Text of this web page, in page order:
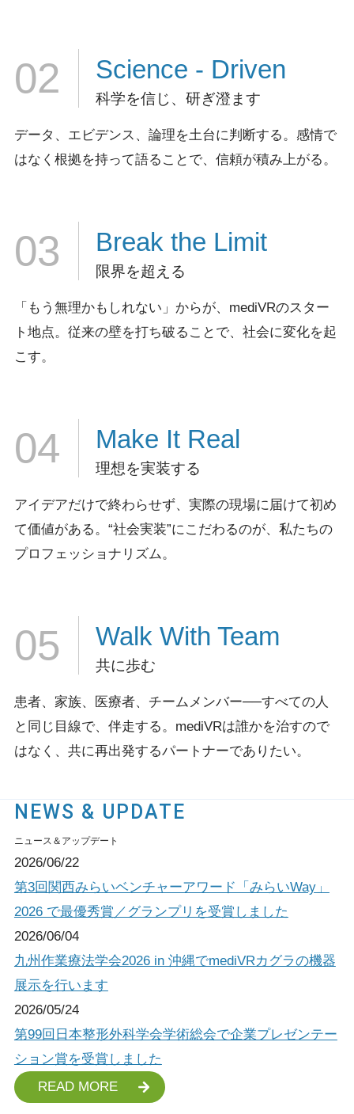
02 Science - Driven
科学を信じ、研ぎ澄ます
データ、エビデンス、論理を土台に判断する。 感情で
はなく根拠を持って語ることで、信頼が積み上がる。
03 Break the Limit
限界を超える
「もう無理かもしれない」からが、mediVRのスター
ト地点。 従来の壁を打ち破ることで、社会に変化を起
こす。
04 Make It Real
理想を実装する
アイデアだけで終わらせず、実際の現場に届けて初め
て価値がある。 “社会実装”にこだわるのが、私たちの
プロフェッショナリズム。
05 Walk With Team
共に歩む
患者、家族、医療者、チームメンバー──すべての人
と同じ目線で、伴走する。 mediVRは誰かを治すので
はなく、共に再出発するパートナーでありたい。
NEWS & UPDATE
ニュース＆アップデート
2026/06/22
第3回関西みらいベンチャーアワード「みらいWay」
2026 で最優秀賞／グランプリを受賞しました
2026/06/04
九州作業療法学会2026 in 沖縄でmediVRカグラの機器
展示を行います
2026/05/24
第99回日本整形外科学会学術総会で企業プレゼンテー
ション賞を受賞しました
READ MORE